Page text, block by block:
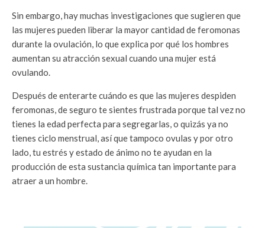
Sin embargo, hay muchas investigaciones que sugieren que
las mujeres pueden liberar la mayor cantidad de feromonas
durante la ovulación, lo que explica por qué los hombres
aumentan su atracción sexual cuando una mujer está
ovulando.
Después de enterarte cuándo es que las mujeres despiden
feromonas, de seguro te sientes frustrada porque tal vez no
tienes la edad perfecta para segregarlas, o quizás ya no
tienes ciclo menstrual, así que tampoco ovulas y por otro
lado, tu estrés y estado de ánimo no te ayudan en la
producción de esta sustancia química tan importante para
atraer a un hombre.